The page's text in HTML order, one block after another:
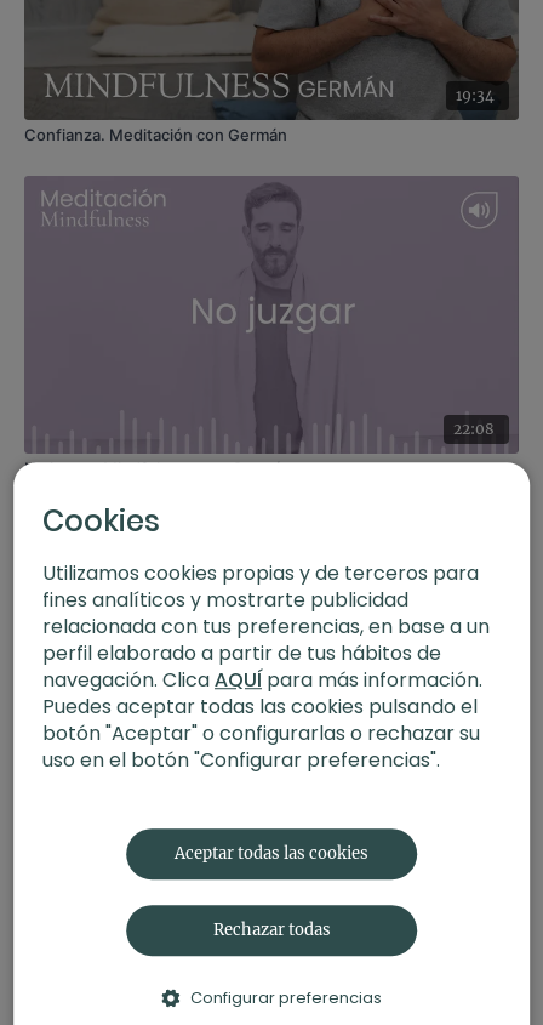
19:34
Confianza. Meditación con Germán
22:08
No juzgar. Mindfulness con Germán
Cookies
Utilizamos cookies propias y de terceros para
fines analíticos y mostrarte publicidad
relacionada con tus preferencias, en base a un
perfil elaborado a partir de tus hábitos de
navegación. ClicaAQUÍpara más información.
Puedes aceptar todas las cookies pulsando el
botón "Aceptar" o configurarlas o rechazar su
uso en el botón "Configurar preferencias".
Aceptar todas las cookies
Rechazar todas
Configurar preferencias